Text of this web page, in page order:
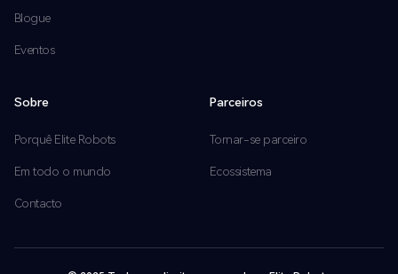
Blogue
Eventos
Sobre
Porquê Elite Robots
Em todo o mundo
Contacto
Parceiros
Tornar-se parceiro
Ecossistema